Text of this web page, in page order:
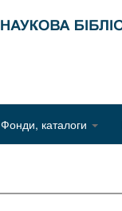
Фонди, каталоги